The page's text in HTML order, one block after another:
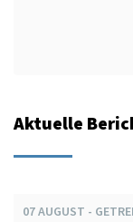
Aktuelle
07AUGUST -